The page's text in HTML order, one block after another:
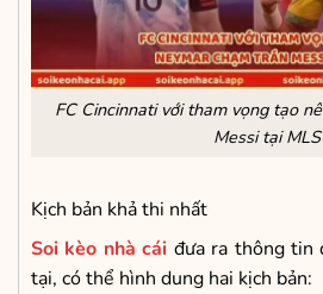
FC Cincinnati với tham vọng tạo
Messi tại MLS
Kịch bản khả thi nhất
Soi kèo nhà cái đưa ra thông tin
tại, có thể hình dung hai kịch bản: